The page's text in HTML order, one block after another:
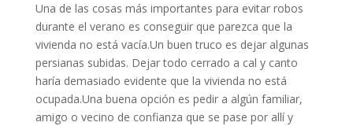
Una de las cosas más importantes para evitar robos
durante el verano es conseguir que parezca que la
vivienda no está vacía.Un buen truco es dejar algunas
persianas subidas. Dejar todo cerrado a cal y canto
haría demasiado evidente que la vivienda no está
ocupada.Una buena opción es pedir a algún familiar,
amigo o vecino de confianza que se pase por allí y